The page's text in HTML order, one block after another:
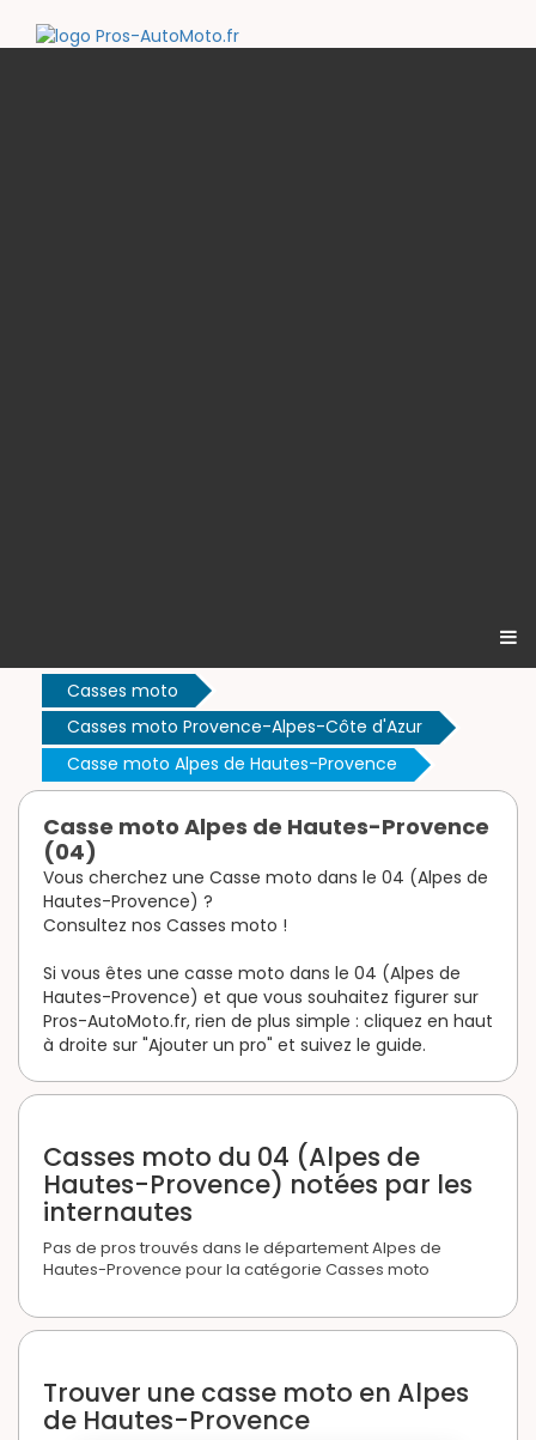
Casses moto
Casses moto Provence-Alpes-Côte d'Azur
Casse moto Alpes de Hautes-Provence
Casse moto Alpes de Hautes-Provence
(04)
Vous cherchez une Casse moto dans le 04 (Alpes de
Hautes-Provence) ?
Consultez nos Casses moto !
Si vous êtes une casse moto dans le 04 (Alpes de
Hautes-Provence) et que vous souhaitez figurer sur
Pros-AutoMoto.fr, rien de plus simple : cliquez en haut
à droite sur "Ajouter un pro" et suivez le guide.
Casses moto du 04 (Alpes de
Hautes-Provence) notées par les
internautes
Pas de pros trouvés dans le département Alpes de
Hautes-Provence pour la catégorie Casses moto
Trouver une casse moto en Alpes
de Hautes-Provence